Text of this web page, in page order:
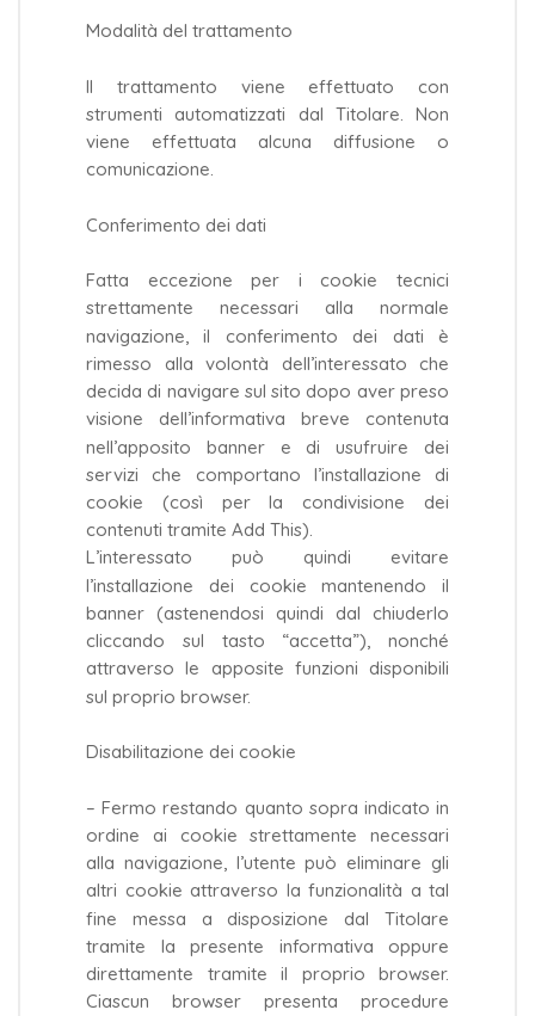
Modalità del trattamento
Il trattamento viene effettuato con
strumenti automatizzati dal Titolare. Non
viene effettuata alcuna diffusione o
comunicazione.
Conferimento dei dati
Fatta eccezione per i cookie tecnici
strettamente necessari alla normale
navigazione, il conferimento dei dati è
rimesso alla volontà dell’interessato che
decida di navigare sul sito dopo aver preso
visione dell’informativa breve contenuta
nell’apposito banner e di usufruire dei
servizi che comportano l’installazione di
cookie (così per la condivisione dei
contenuti tramite Add This).
L’interessato può quindi evitare
l’installazione dei cookie mantenendo il
banner (astenendosi quindi dal chiuderlo
cliccando sul tasto “accetta”), nonché
attraverso le apposite funzioni disponibili
sul proprio browser.
Disabilitazione dei cookie
– Fermo restando quanto sopra indicato in
ordine ai cookie strettamente necessari
alla navigazione, l’utente può eliminare gli
altri cookie attraverso la funzionalità a tal
fine messa a disposizione dal Titolare
tramite la presente informativa oppure
direttamente tramite il proprio browser.
Ciascun browser presenta procedure